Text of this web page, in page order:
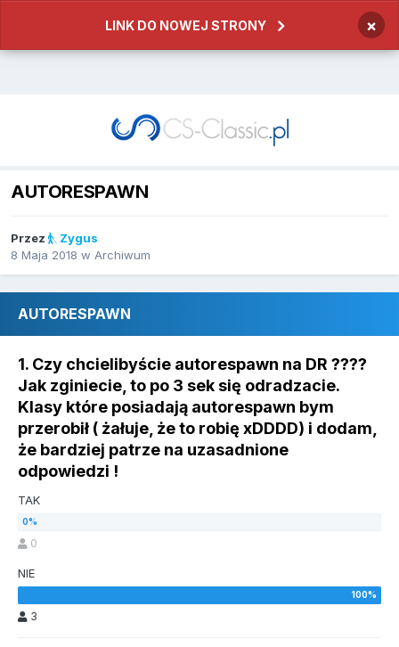
LINK DO NOWEJ STRONY ×
AUTORESPAWN
Przez
Zygus
8 Maja 2018 w Archiwum
AUTORESPAWN
1. Czy chcielibyście autorespawn na DR ????
Jak zginiecie, to po 3 sek się odradzacie.
Klasy które posiadają autorespawn bym
przerobił ( żałuje, że to robię xDDDD) i dodam,
że bardziej patrze na uzasadnione
odpowiedzi !
TAK
0
NIE
3